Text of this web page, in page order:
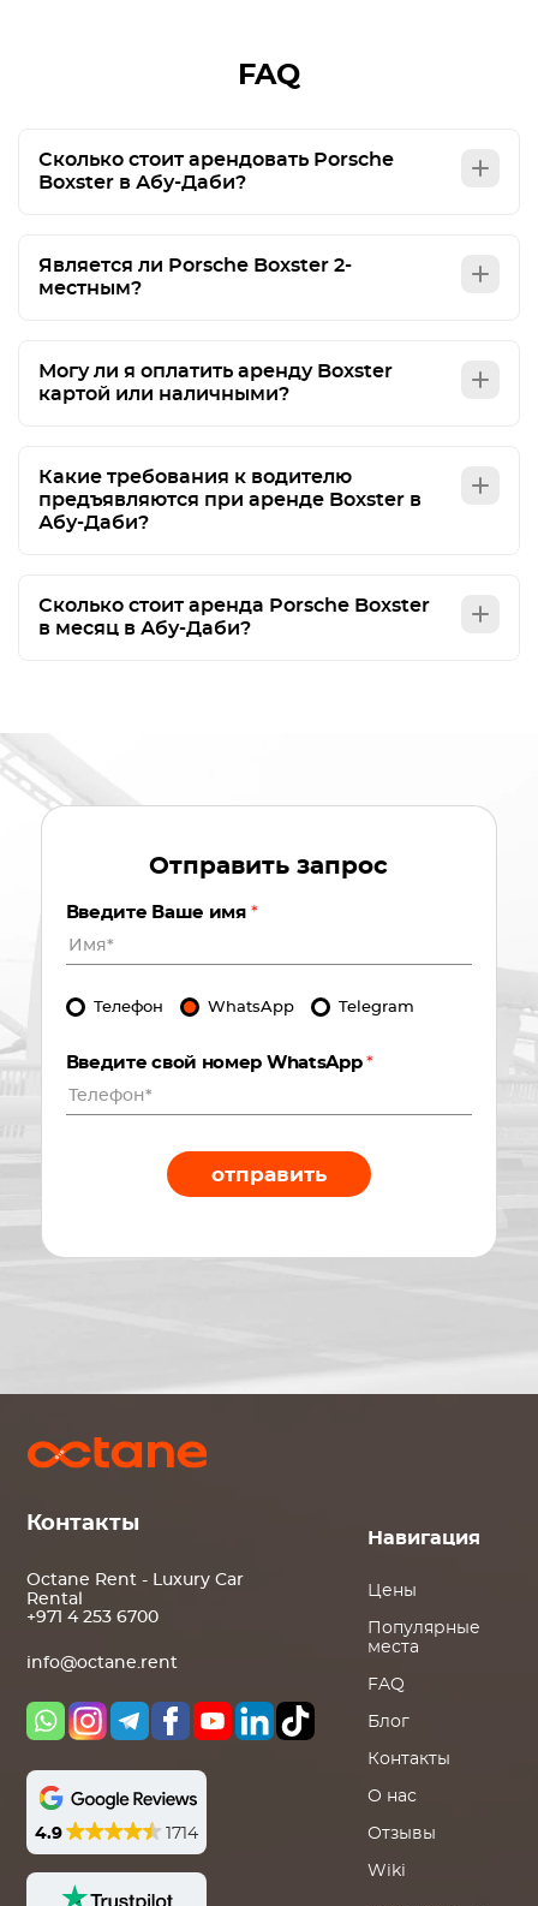
FAQ
Сколько стоит арендовать Porsche
Boxster в Абу-Даби?
Является ли Porsche Boxster 2-
местным?
Могу ли я оплатить аренду Boxster
картой или наличными?
Какие требования к водителю
предъявляются при аренде Boxster в
Абу-Даби?
Сколько стоит аренда Porsche Boxster
в месяц в Абу-Даби?
Отправить запрос
Введите Ваше имя *
Телефон WhatsApp Telegram
Введите свой номер WhatsApp*
отправить
Контакты
Octane Rent - Luxury Car
Rental
+971 4 253 6700
info@octane.rent
4.9 1714
Навигация
Цены
Популярные
места
FAQ
Блог
Контакты
О нас
Отзывы
Wiki